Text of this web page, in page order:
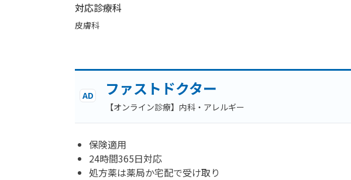
対応診療科
皮膚科
AD ファストドクター
【オンライン診療】内科・アレルギー
保険適用
24時間365日対応
処方薬は薬局か宅配で受け取り